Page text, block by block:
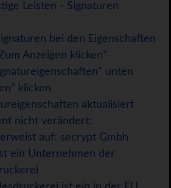
Leisten - Signaturen
bei den Eigenschaften
Anzeigen klicken"
unten
klicken
aktualisiert
nicht verändert:
auf: secrypt Gmbh
ein Unternehmen der